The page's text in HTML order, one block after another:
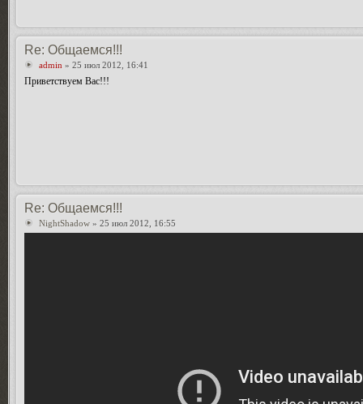
Re: Общаемся!!!
admin » 25 июл 2012, 16:41
Приветствуем Вас!!!
Re: Общаемся!!!
NightShadow » 25 июл 2012, 16:55